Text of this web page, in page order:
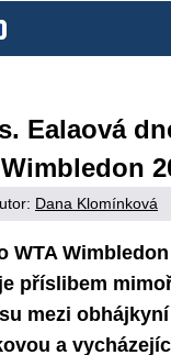
Ealaová
Dana Klomínková
WTA Wimbledon
příslibem
mezi
a